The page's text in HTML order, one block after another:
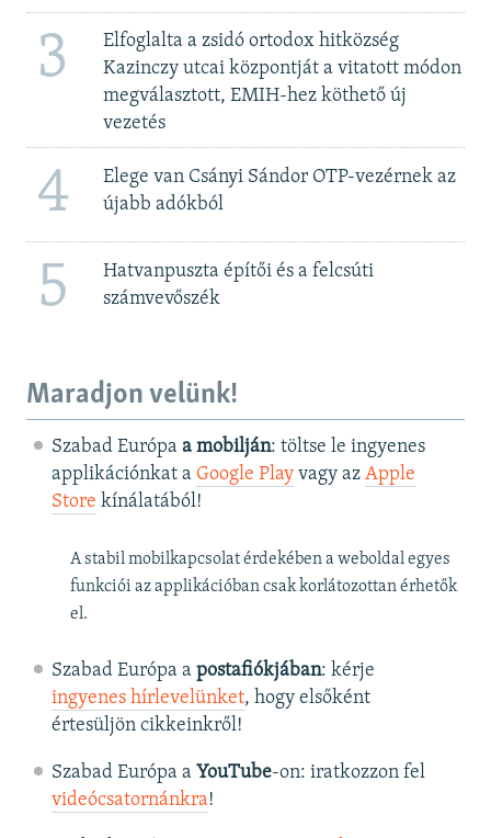
3
Elfoglalta a zsidó ortodox hitközség
Kazinczy utcai központját a vitatott módon
megválasztott, EMIH-hez köthető új
vezetés
4
Elege van Csányi Sándor OTP-vezérnek az
újabb adókból
5
Hatvanpuszta építői és a felcsúti
számvevőszék
Maradjon velünk!
Szabad Európa a mobilján: töltse le ingyenes
applikációnkat a Google Playvagy az Apple
Store kínálatából!
A stabil mobilkapcsolat érdekében a weboldal egyes
funkciói az applikációban csak korlátozottan érhetők
el.
Szabad Európa a postafiókjában: kérje
ingyenes hírlevelünket, hogy elsőként
értesüljön cikkeinkről!
Szabad Európa a YouTube-on: iratkozzon fel
videócsatornánkra!